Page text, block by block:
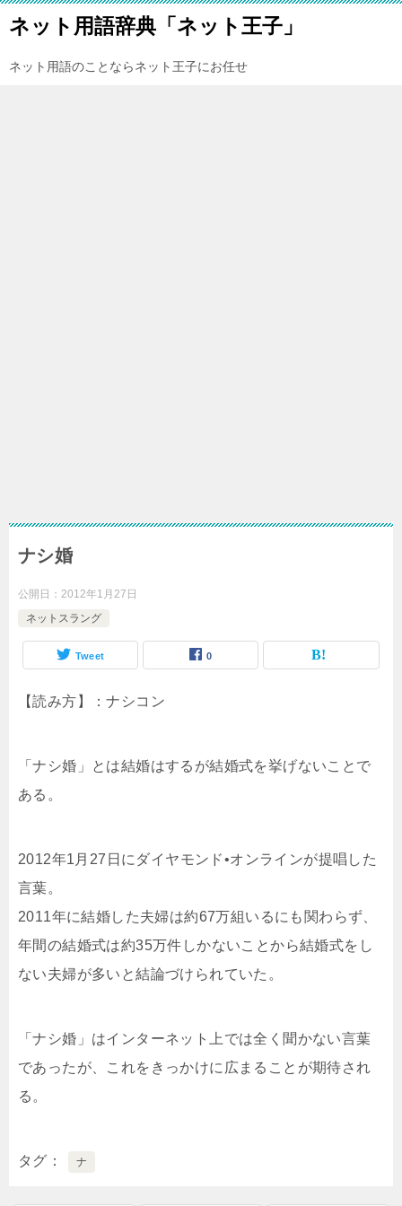
ネット用語辞典「ネット王子」
ネット用語のことならネット王子にお任せ
ナシ婚
公開日： 2012年1月27日
ネットスラング
Tweet 0
【読み方】：ナシコン
「ナシ婚」とは結婚はするが結婚式を挙げないことで
ある。
2012年1月27日にダイヤモンド•オンラインが提唱した
言葉。
2011年に結婚した夫婦は約67万組いるにも関わらず、
年間の結婚式は約35万件しかないことから結婚式をし
ない夫婦が多いと結論づけられていた。
「ナシ婚」はインターネット上では全く聞かない言葉
であったが、これをきっかけに広まることが期待され
る。
タグ ナ